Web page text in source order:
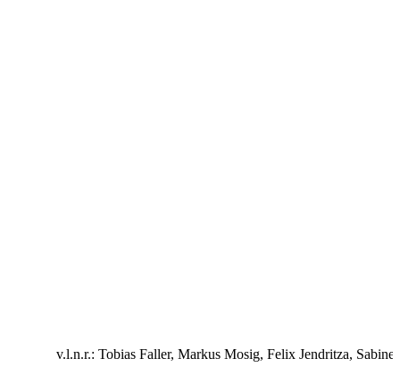
v.l.n.r.: Tobias Faller, Markus Mosig, Felix Jendritza,